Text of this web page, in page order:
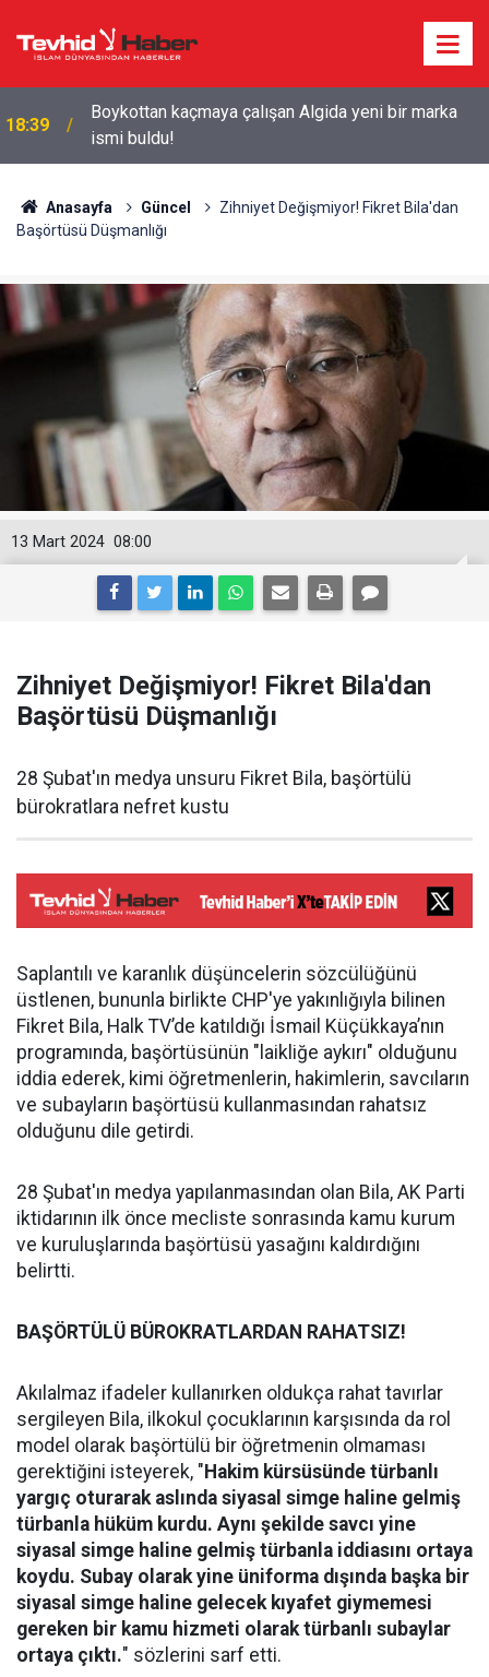
18:29
Starbucks'tan 'Tarihi' Skandal: Polisler genel
merkezi bastı!
Anasayfa Güncel
Zihniyet Değişmiyor! Fikret Bila'dan
Başörtüsü Düşmanlığı
08:00
13 Mart 2024
Zihniyet Değişmiyor! Fikret Bila'dan
Başörtüsü Düşmanlığı
28 Şubat'ın medya unsuru Fikret Bila, başörtülü
bürokratlara nefret kustu
Saplantılı ve karanlık düşüncelerin sözcülüğünü
üstlenen, bununla birlikte CHP'ye yakınlığıyla bilinen
Fikret Bila, Halk TV’de katıldığı İsmail Küçükkaya’nın
programında, başörtüsünün "laikliğe aykırı" olduğunu
iddia ederek, kimi öğretmenlerin, hakimlerin, savcıların
ve subayların başörtüsü kullanmasından rahatsız
olduğunu dile getirdi.
28 Şubat'ın medya yapılanmasından olan Bila, AK Parti
iktidarının ilk önce mecliste sonrasında kamu kurum
ve kuruluşlarında başörtüsü yasağını kaldırdığını
belirtti.
BAŞÖRTÜLÜ BÜROKRATLARDAN RAHATSIZ!
Akılalmaz ifadeler kullanırken oldukça rahat tavırlar
sergileyen Bila, ilkokul çocuklarının karşısında da rol
model olarak başörtülü bir öğretmenin olmaması
gerektiğini isteyerek, "Hakim kürsüsünde türbanlı
yargıç oturarak aslında siyasal simge haline gelmiş
türbanla hüküm kurdu. Aynı şekilde savcı yine
siyasal simge haline gelmiş türbanla iddiasını ortaya
koydu. Subay olarak yine üniforma dışında başka bir
siyasal simge haline gelecek kıyafet giymemesi
gereken bir kamu hizmeti olarak türbanlı subaylar
ortaya çıktı." sözlerini sarf etti.